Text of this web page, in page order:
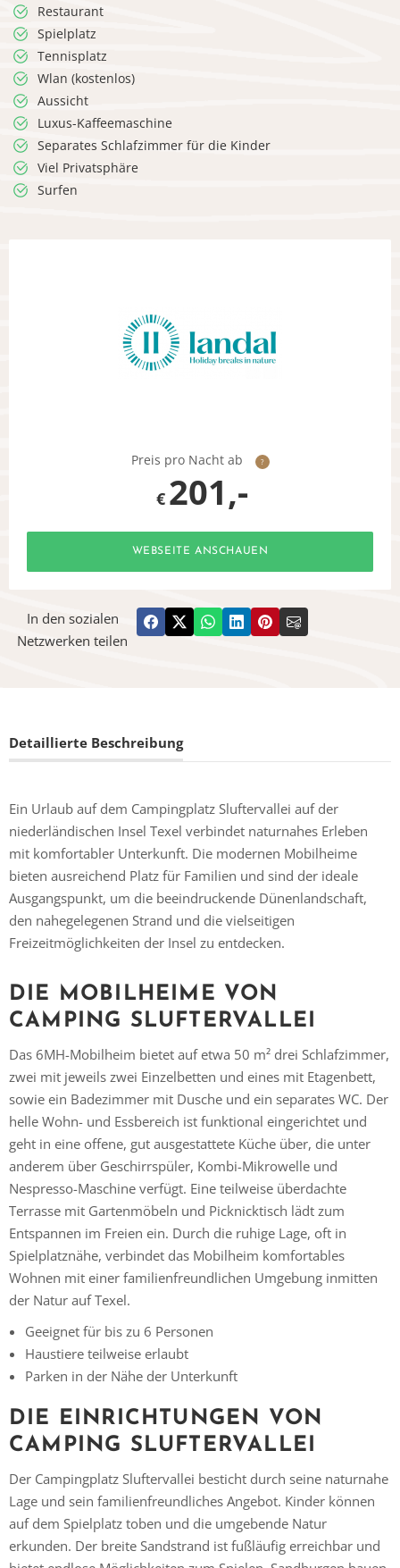
Restaurant
Spielplatz
Tennisplatz
Wlan (kostenlos)
Aussicht
Luxus-Kaffeemaschine
Separates Schlafzimmer für die Kinder
Viel Privatsphäre
Surfen
Preis pro Nacht ab ?
€ 201,-
WEBSEITE ANSCHAUEN
In den sozialen
Netzwerken teilen
Detaillierte Beschreibung
Ein Urlaub auf dem Campingplatz Sluftervallei auf der
niederländischen Insel Texel verbindet naturnahes Erleben
mit komfortabler Unterkunft. Die modernen Mobilheime
bieten ausreichend Platz für Familien und sind der ideale
Ausgangspunkt, um die beeindruckende Dünenlandschaft,
den nahegelegenen Strand und die vielseitigen
Freizeitmöglichkeiten der Insel zu entdecken.
DIE MOBILHEIME VON
CAMPING SLUFTERVALLEI
Das 6MH-Mobilheim bietet auf etwa 50 m² drei Schlafzimmer,
zwei mit jeweils zwei Einzelbetten und eines mit Etagenbett,
sowie ein Badezimmer mit Dusche und ein separates WC. Der
helle Wohn- und Essbereich ist funktional eingerichtet und
geht in eine offene, gut ausgestattete Küche über, die unter
anderem über Geschirrspüler, Kombi-Mikrowelle und
Nespresso-Maschine verfügt. Eine teilweise überdachte
Terrasse mit Gartenmöbeln und Picknicktisch lädt zum
Entspannen im Freien ein. Durch die ruhige Lage, oft in
Spielplatznähe, verbindet das Mobilheim komfortables
Wohnen mit einer familienfreundlichen Umgebung inmitten
der Natur auf Texel.
Geeignet für bis zu 6 Personen
Haustiere teilweise erlaubt
Parken in der Nähe der Unterkunft
DIE EINRICHTUNGEN VON
CAMPING SLUFTERVALLEI
Der Campingplatz Sluftervallei besticht durch seine naturnahe
Lage und sein familienfreundliches Angebot. Kinder können
auf dem Spielplatz toben und die umgebende Natur
erkunden. Der breite Sandstrand ist fußläufig erreichbar und